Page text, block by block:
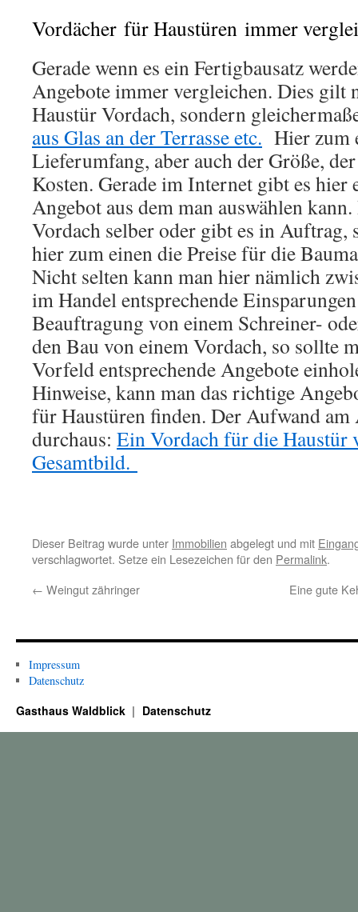
Vordächer für Haustüren immer
Gerade wenn es ein Fertigbausatz
Angebote immer vergleichen. Dies gilt
Haustür Vordach, sondern
aus Glas an der Terrasse etc. Hier zum
Lieferumfang, aber auch der Größe,
Kosten. Gerade im Internet gibt es hier
Angebot aus dem man auswählen
Vordach selber oder gibt es in Auftrag,
hier zum einen die Preise für die
Nicht selten kann man hier nämlich
im Handel entsprechende
Beauftragung von einem Schreiner-
den Bau von einem Vordach, so sollte
Vorfeld entsprechende Angebote
Hinweise, kann man das richtige
für Haustüren finden. Der Aufwand
durchaus: Ein Vordach für die Haustür
Gesamtbild.
Dieser Beitrag wurde unter Immobilien abgelegt und mit
verschlagwortet. Setze ein Lesezeichen für den Permalink.
← Weingut zähringer Eine gute
Impressum
Datenschutz
Gasthaus Waldblick Datenschutz